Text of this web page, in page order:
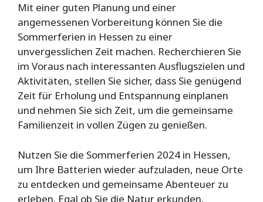
Mit einer guten Planung und einer
angemessenen Vorbereitung können Sie die
Sommerferien in Hessen zu einer
unvergesslichen Zeit machen. Recherchieren Sie
im Voraus nach interessanten Ausflugszielen und
Aktivitäten, stellen Sie sicher, dass Sie genügend
Zeit für Erholung und Entspannung einplanen
und nehmen Sie sich Zeit, um die gemeinsame
Familienzeit in vollen Zügen zu genießen.
Nutzen Sie die Sommerferien 2024 in Hessen,
um Ihre Batterien wieder aufzuladen, neue Orte
zu entdecken und gemeinsame Abenteuer zu
erleben. Egal ob Sie die Natur erkunden,